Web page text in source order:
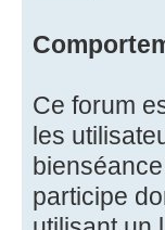
Ce forum
les
participe